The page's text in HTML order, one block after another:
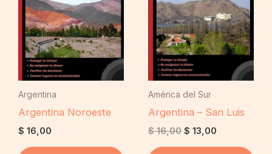
Argentina
Argentina Noroeste
$ 16,00
América del Sur
Argentina – San Luis
$16,00 $ 13,00